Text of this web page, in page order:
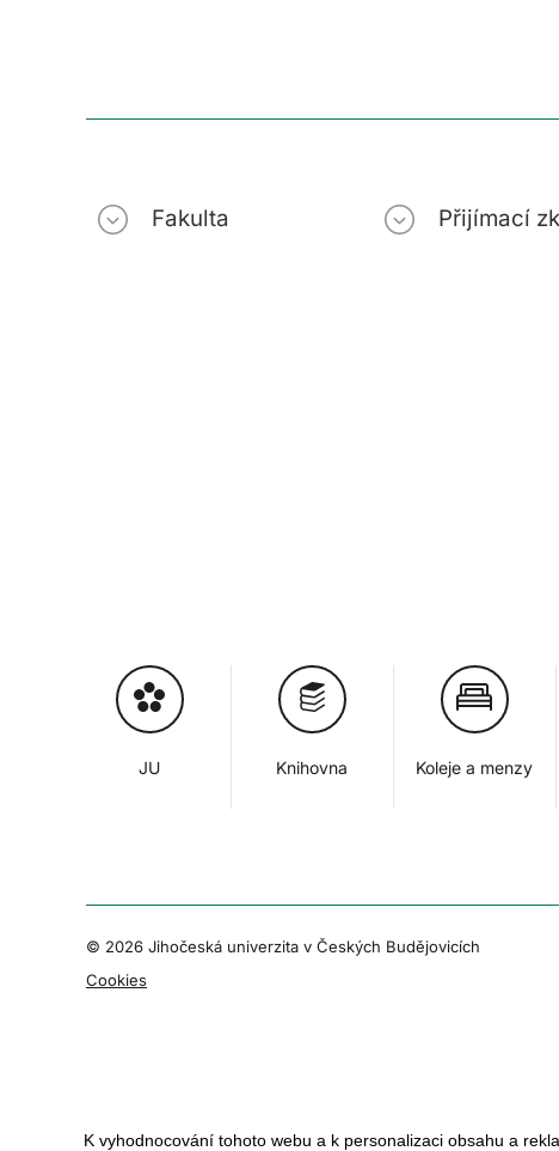
Fakulta Přijímací
JU Knihovna Koleje a menzy
© 2026 Jihočeská univerzita v Českých Budějovicích
Cookies
K vyhodnocování tohoto webu a k personalizaci obsahu a